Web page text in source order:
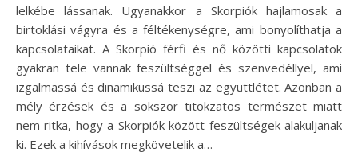
lelkébe lássanak. Ugyanakkor a Skorpiók hajlamosak a
birtoklási vágyra és a féltékenységre, ami bonyolíthatja a
kapcsolataikat. A Skorpió férfi és nő közötti kapcsolatok
gyakran tele vannak feszültséggel és szenvedéllyel, ami
izgalmassá és dinamikussá teszi az együttlétet. Azonban a
mély érzések és a sokszor titokzatos természet miatt
nem ritka, hogy a Skorpiók között feszültségek alakuljanak
ki. Ezek a kihívások megkövetelik a…